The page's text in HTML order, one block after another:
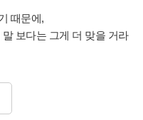
때문에,
보다는 그게 더 맞을 거라